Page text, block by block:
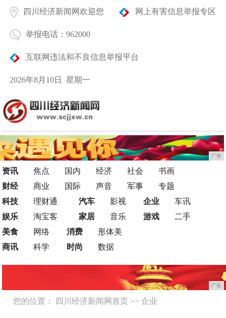
四川经济新闻网欢迎您 网上有害信息举报专区
举报电话：962000
互联网违法和不良信息举报平台
2026年8月10日 星期一
广告
资讯 焦点 国内 经济 社会
书画
财经
商业 国际 声音 军事
专题
科技
理财通
娱乐
淘宝客
汽车
影视
家居
音乐
企业
车讯
游戏
二手
美食
网络
商讯
科学
消费
形体美
时尚
数据
广告
您的位置： 四川经济新闻网首页 >>企业